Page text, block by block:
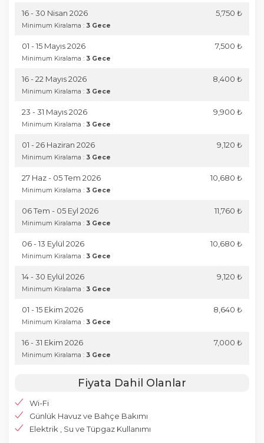
16 - 30 Nisan 2026
Minimum Kiralama : 3 Gece
5,750 ₺
01 - 15 Mayıs 2026
Minimum Kiralama : 3 Gece
7,500 ₺
16 - 22 Mayıs 2026
Minimum Kiralama : 3 Gece
8,400 ₺
23 - 31 Mayıs 2026
Minimum Kiralama : 3 Gece
9,900 ₺
01 - 26 Haziran 2026
Minimum Kiralama : 3 Gece
9,120 ₺
27 Haz - 05 Tem 2026
Minimum Kiralama : 3 Gece
10,680 ₺
06 Tem - 05 Eyl 2026
Minimum Kiralama : 3 Gece
11,760 ₺
06 - 13 Eylül 2026
Minimum Kiralama : 3 Gece
10,680 ₺
14 - 30 Eylül 2026
Minimum Kiralama : 3 Gece
9,120 ₺
01 - 15 Ekim 2026
Minimum Kiralama : 3 Gece
8,640 ₺
16 - 31 Ekim 2026
Minimum Kiralama : 3 Gece
7,000 ₺
Fiyata Dahil Olanlar
Wi-Fi
Günlük Havuz ve Bahçe Bakımı
Elektrik , Su ve Tüpgaz Kullanımı